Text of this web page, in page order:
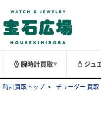
腕時計買取▼ ジュ
時計買取トップ チューダー 買取